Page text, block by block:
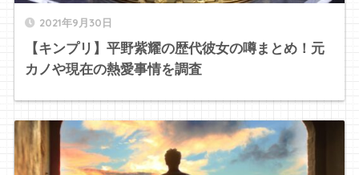
2021年9月30日
【キンプリ】平野紫耀の歴代彼女の噂まとめ！元
カノや現在の熱愛事情を調査